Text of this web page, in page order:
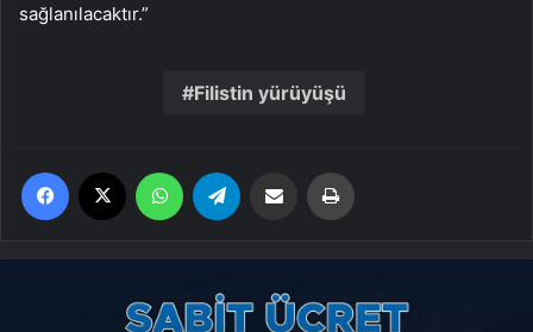
sağlanılacaktır.”
Filistin yürüyüşü
Facebook WhatsApp Email'den paylaş